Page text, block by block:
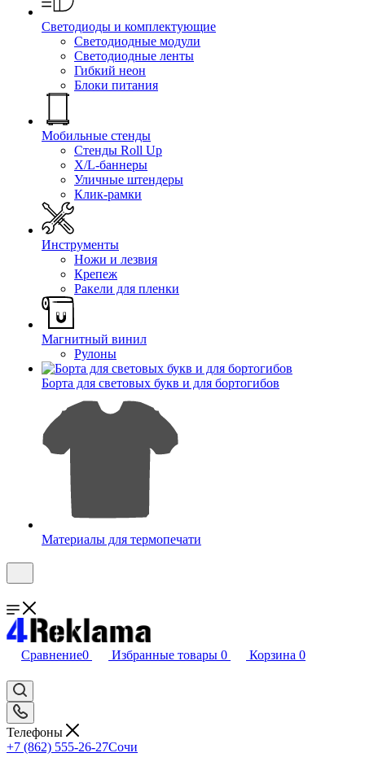
Светодиоды и комплектующие
Светодиодные модули
Светодиодные ленты
Гибкий неон
Блоки питания
Мобильные стенды
Стенды Roll Up
X/L-баннеры
Уличные штендеры
Клик-рамки
Инструменты
Ножи и лезвия
Крепеж
Ракели для пленки
Магнитный винил
Рулоны
Борта для световых букв и для бортогибов
Материалы для термопечати
Сравнение0 Избранные товары 0 Корзина 0
Телефоны
+7 (862) 555-26-27Сочи